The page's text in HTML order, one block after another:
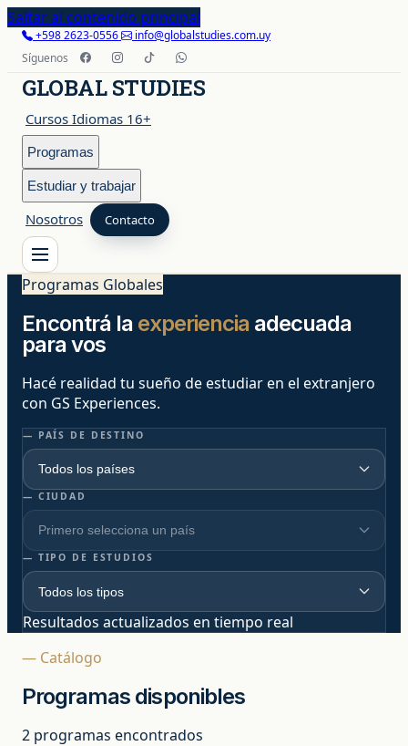
Saltar al contenido principal
+598 2623-0556
info@globalstudies.com.uy
Síguenos
GLOBAL STUDIES
Cursos Idiomas 16+
Programas
Estudiar y trabajar
Nosotros Contacto
Cursos Idiomas 16+
Programas
Programas Globales
Encontrá la experiencia adecuada
para vos
Hacé realidad tu sueño de estudiar en el extranjero
con GS Experiences.
— PAÍS DE DESTINO
— CIUDAD
— TIPO DE ESTUDIOS
Resultados actualizados en tiempo real
— Catálogo
Programas disponibles
2 programas encontrados